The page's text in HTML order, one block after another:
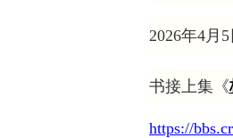
2026年4月5
书接上集《
https://